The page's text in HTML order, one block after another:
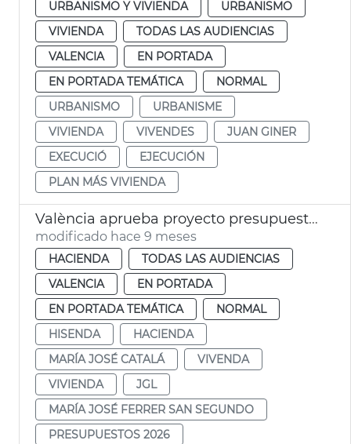
URBANISMO Y VIVIENDA
URBANISMO
VIVIENDA
TODAS LAS AUDIENCIAS
VALENCIA
EN PORTADA
EN PORTADA TEMÁTICA
NORMAL
URBANISMO
URBANISME
VIVIENDA
VIVENDES
JUAN GINER
EXECUCIÓ
EJECUCIÓN
PLAN MÁS VIVIENDA
València aprueba proyecto presupuestos 2026
modificado hace 9 meses
HACIENDA
TODAS LAS AUDIENCIAS
VALENCIA
EN PORTADA
EN PORTADA TEMÁTICA
NORMAL
HISENDA
HACIENDA
MARÍA JOSÉ CATALÁ
VIVENDA
VIVIENDA
JGL
MARÍA JOSÉ FERRER SAN SEGUNDO
PRESUPUESTOS 2026